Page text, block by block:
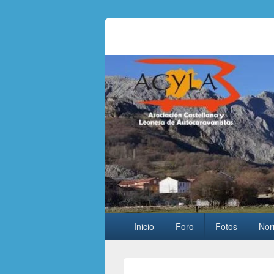
Asociación
principalInicio Foro Fotos